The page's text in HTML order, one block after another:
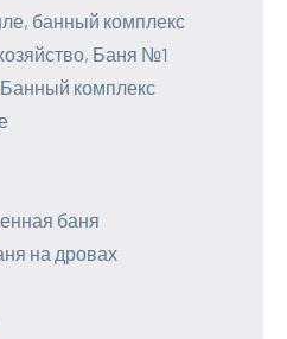
банный комплекс
Баня №1
комплекс
баня
на дровах